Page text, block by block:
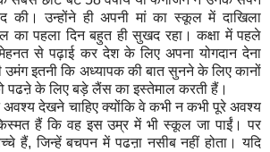
की। उन्होंने ही अपनी मां का स्कूल में दाखिला
का पहला दिन बहुत ही सुखद रहा। कक्षा में पहले
से पढ़ाई कर देश के लिए अपना योगदान देना
इतनी कि अध्यापक की बात सुनने के लिए कानों
पढऩे के लिए बड़े लैंस का इस्तेमाल करती हैं।
देखने चाहिए क्योंकि वे कभी न कभी पूरे अवश्य
हैं कि वह इस उम्र में भी स्कूल जा पाईं। पर
हैं, जिन्हें बचपन में पढऩा नसीब नहीं होता। यदि